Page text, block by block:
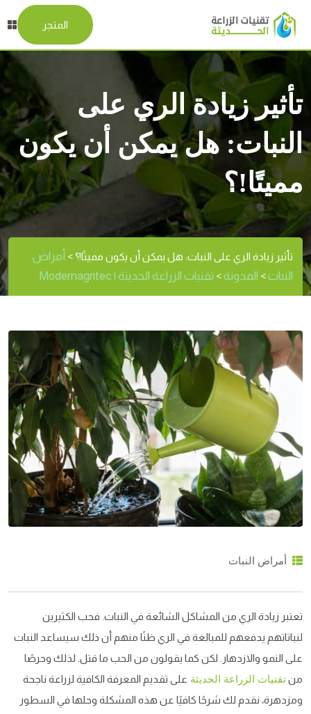
المتجر
تأثير زيادة الري على
النبات: هل يمكن أن يكون
مميتًا!؟
تأثير زيادة الري على النبات: هل يمكن أن يكون مميتًا!؟> أمراض
النبات> المدونة> تقنيات الزراعة الحديثة | Modernagritec
أمراض النبات
تعتبر زيادة الري من المشاكل الشائعة في النبات. فحب الكثيرين
لنباتاتهم يدفعهم للمبالغة في الري ظنًا منهم أن ذلك سيساعد النبات
على النمو والازدهار. لكن كما يقولون من الحب ما قتل. لذلك وحرصًا
منتقنيات الزراعة الحديثة على تقديم المعرفة الكافية لزراعة ناجحة
ومزدهرة، نقدم لك شرحًا كافيًا عن هذه المشكلة وحلها في السطور